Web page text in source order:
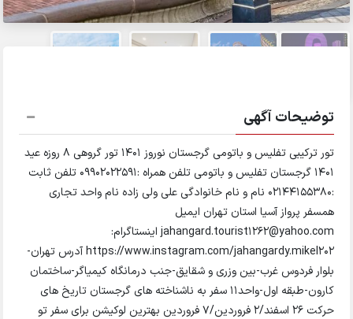
توضیحات آگهی
تور ترکیبی تفلیس و باتومی گرجستان نوروز 1401 تور گروهی ۸ روزه عید
۱۴۰۱ گرجستان تفلیس و باتومی تلفن همراه :09902022591 تلفن ثابت
:02144155380 نام و نام خانوادگی علی ولی زاده نام واحد تجاری
همسفر پرواز آسیا استان تهران ایمیل
jahangard.tourist1262@yahoo.com اینستاگرام:
https://www.instagram.com/jahangardy.mikel202 آدرس تهران-
بلوار فردوس غرب-بین وزری و شقایق-جنب درمانگاه کیمیاگر-ساختمان
کارون-طبقه اول-واحد11 سفر به ناشناخته های گرجستان تاریخ های
حرکت ۲۶ اسفند/۲ فروردین/۷ فروردین بهترین لوکیشن برای سفر تو